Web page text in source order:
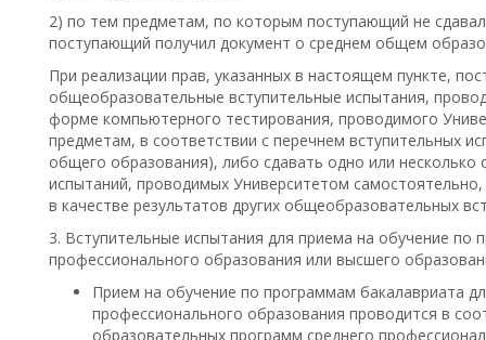
2) по тем предметам, по которым поступающий не
поступающий получил документ о среднем общем
При реализации прав, указанных в настоящем пункте,
общеобразовательные вступительные испытания,
форме компьютерного тестирования, проводимого
предметам, в соответствии с перечнем вступительных
общего образования), либо сдавать одно или
испытаний, проводимых Университетом
в качестве результатов других общеобразовательных
3. Вступительные испытания для приема на обучение по
профессионального образования или высшего
Прием на обучение по программам бакалавриата
профессионального образования проводится в
образовательных программ среднего